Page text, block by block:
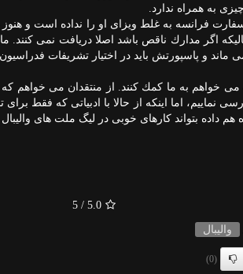
به همراه ندارد.
فرانسه به غلط ویزای او را نداده است و هنوز
اگر مدارك ناقص باشد اصلا دریافت نمی كنند.
می ماند و پاسپورتش باید در اختیار تشریفات
خواهم به ما كمك كنند. از منتقدان می خواهم
نماییم، اما اینكه از حالا با ادبیاتی كه فقط
داده بتواند كارهای خوبی در لیگ ملت های والیبال
5.0
/ 5
والیبال
(0)